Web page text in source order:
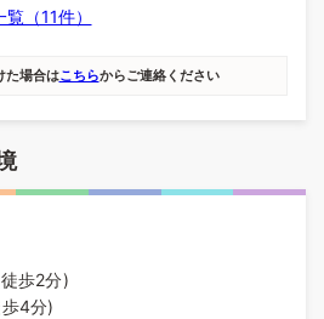
（11件）
た場合はこちらからご連絡ください
歩2分)
4分)